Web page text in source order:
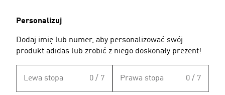
Personalizuj
Dodaj imię lub numer, aby personalizować swój
produkt adidas lub zrobić z niego doskonały prezent!
Lewa stopa 0 / 7 Prawa stopa 0 / 7